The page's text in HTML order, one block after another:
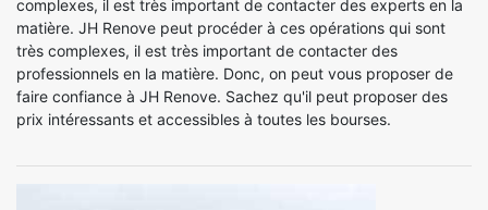
complexes, il est très important de contacter des experts en la
matière. JH Renove peut procéder à ces opérations qui sont
très complexes, il est très important de contacter des
professionnels en la matière. Donc, on peut vous proposer de
faire confiance à JH Renove. Sachez qu'il peut proposer des
prix intéressants et accessibles à toutes les bourses.